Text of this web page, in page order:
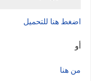
اضغط هنا للتحميل
أو
من هنا